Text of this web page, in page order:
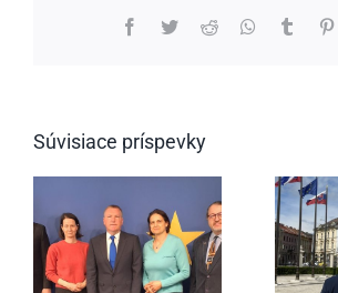
Facebook
TwitterReddit WhatsApp
Tumblr
Súvisiace príspevky